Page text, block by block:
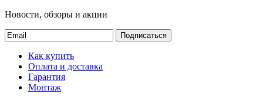
Новости, обзоры и акции
Подписаться
Как купить
Оплата и доставка
Гарантия
Монтаж